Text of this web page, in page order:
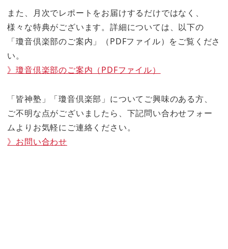
また、月次でレポートをお届けするだけではなく、
様々な特典がございます。詳細については、以下の
「瓊音倶楽部のご案内」（PDFファイル）をご覧くださ
い。
》瓊音倶楽部のご案内（PDFファイル）
「皆神塾」「瓊音倶楽部」についてご興味のある方、
ご不明な点がございましたら、下記問い合わせフォー
ムよりお気軽にご連絡ください。
》お問い合わせ